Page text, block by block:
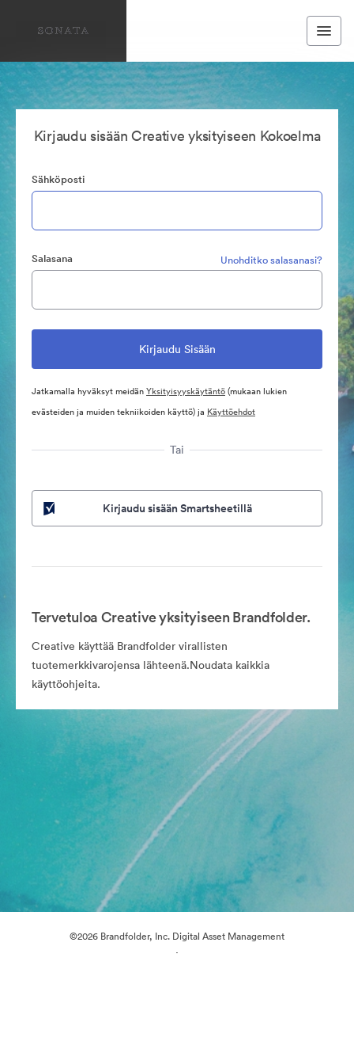
Kirjaudu sisään Creative yksityiseen Kokoelma
Sähköposti
Salasana Unohditko salasanasi?
Jatkamalla hyväksyt meidänYksityisyyskäytäntö(mukaan lukien
evästeiden ja muiden tekniikoiden käyttö) ja Käyttöehdot
Tai
Kirjaudu sisään Smartsheetillä
Tervetuloa Creative yksityiseen Brandfolder.
Creative käyttää Brandfolder virallisten
tuotemerkkivarojensa lähteenä.Noudata kaikkia
käyttöohjeita.
©2026 Brandfolder, Inc. Digital Asset Management
·